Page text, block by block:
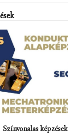
Színvonalas képzések